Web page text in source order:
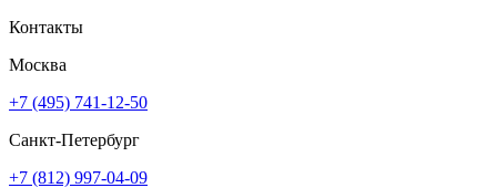
Контакты
Москва
+7 (495) 741-12-50
Санкт-Петербург
+7 (812) 997-04-09